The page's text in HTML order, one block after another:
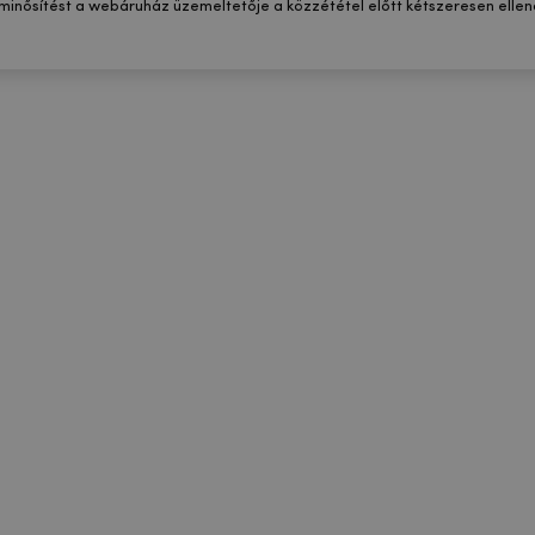
a webáruház üzemeltetője a közzététel előtt kétszeresen